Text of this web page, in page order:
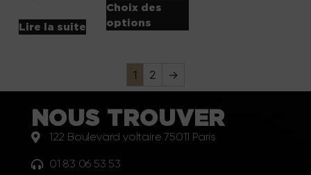
Lire la suite
Choix des
options
1 2 →
NOUS TROUVER
122 Boulevard voltaire 75011 Paris
01 83 06 53 53